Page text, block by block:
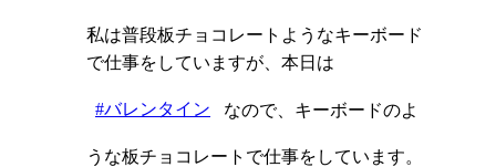
私は普段板チョコレートようなキーボード
で仕事をしていますが、本日は
#バレンタイン なので、キーボードのよ
うな板チョコレートで仕事をしています。